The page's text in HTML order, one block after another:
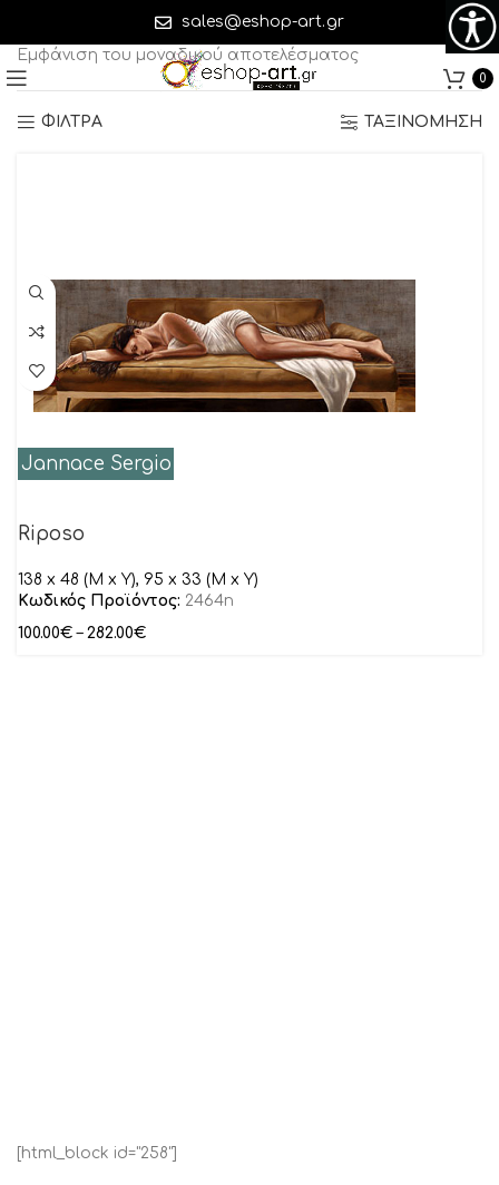
sales@eshop-art.gr
0
Εμφάνιση του μοναδικού αποτελέσματος
ΦΙΛΤΡΑ ΤΑΞΙΝΟΜΗΣΗ
Jannace Sergio
Riposo
138 x 48 (M x Y), 95 x 33 (M x Y)
Κωδικός Προϊόντος: 2464n
100.00€ – 282.00€
[html_block id="258"]